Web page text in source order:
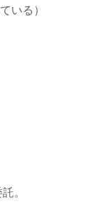
いる）
。